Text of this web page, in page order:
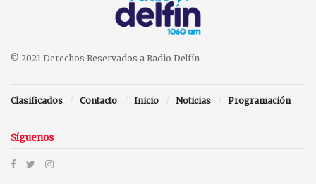
© 2021 Derechos Reservados a Radio Delfín
Clasificados Contacto Inicio Noticias Programación
Síguenos